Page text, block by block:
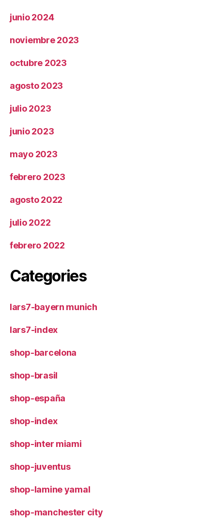
junio 2024
noviembre 2023
octubre 2023
agosto 2023
julio 2023
junio 2023
mayo 2023
febrero 2023
agosto 2022
julio 2022
febrero 2022
Categories
lars7-bayern munich
lars7-index
shop-barcelona
shop-brasil
shop-españa
shop-index
shop-inter miami
shop-juventus
shop-lamine yamal
shop-manchester city